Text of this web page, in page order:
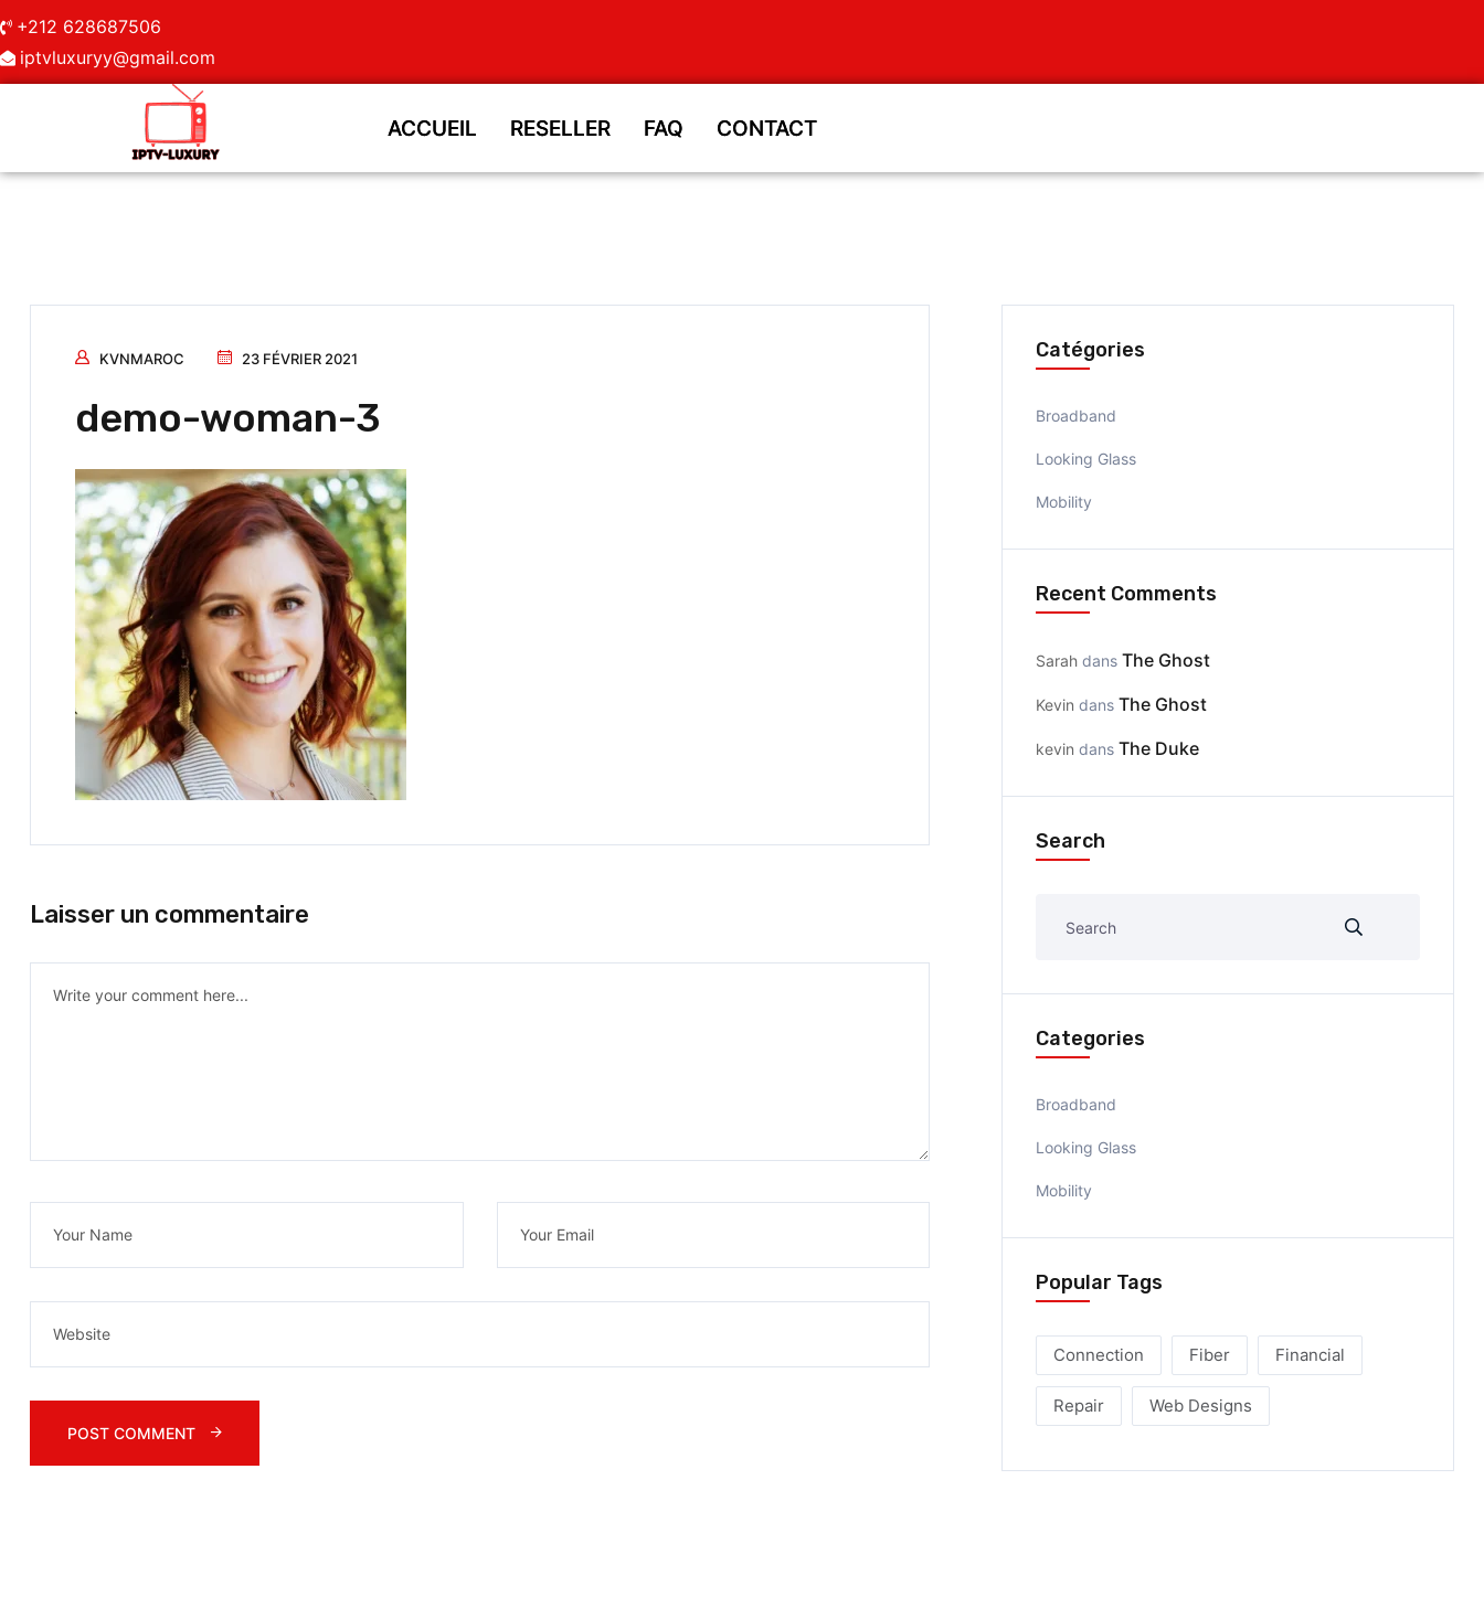
+212 628687506
iptvluxuryy@gmail.com
ACCUEIL RESELLER FAQ CONTACT
ACCUEIL RESELLER FAQ CONTACT
KVNMAROC 23 FÉVRIER 2021
demo-woman-3
Laisser un commentaire
Catégories
Broadband
Looking Glass
Mobility
Recent Comments
Sarah dans The Ghost
Kevin dans The Ghost
kevin dans The Duke
Search
Categories
Broadband
Looking Glass
Mobility
Popular Tags
Connection Fiber Financial
Repair Web Designs